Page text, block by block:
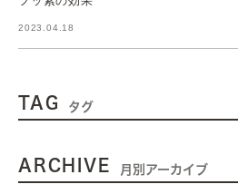
2023.04.18
TAG タグ
ARCHIVE 月別アーカイブ